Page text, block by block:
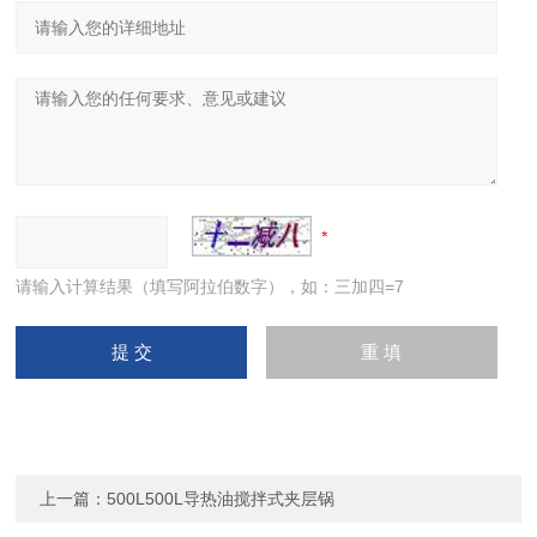
请输入计算结果（填写阿拉伯数字），如：三加四=7
上一篇： 500L500L导热油搅拌式夹层锅